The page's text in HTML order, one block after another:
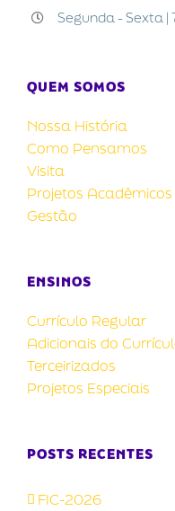
Segunda - Sexta |
QUEM SOMOS
Nossa História
Como Pensamos
Visita
Projetos Acadêmicos
Gestão
ENSINOS
Currículo Regular
Adicionais do
Terceirizados
Projetos Especiais
POSTS RECENTES
FIC-2026